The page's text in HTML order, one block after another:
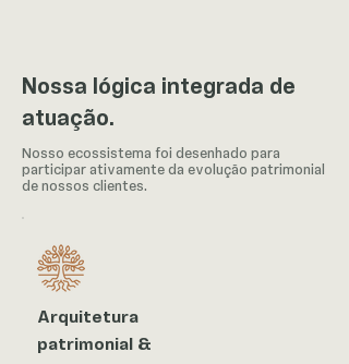
Nossa lógica integrada de
atuação.
Nosso ecossistema foi desenhado para
participar ativamente da evolução patrimonial
de nossos clientes.
Arquitetura
patrimonial &